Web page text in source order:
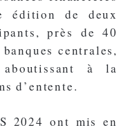
édition de deux
près de 40
centrales,
à la
d’entente.
2024 ont mis en